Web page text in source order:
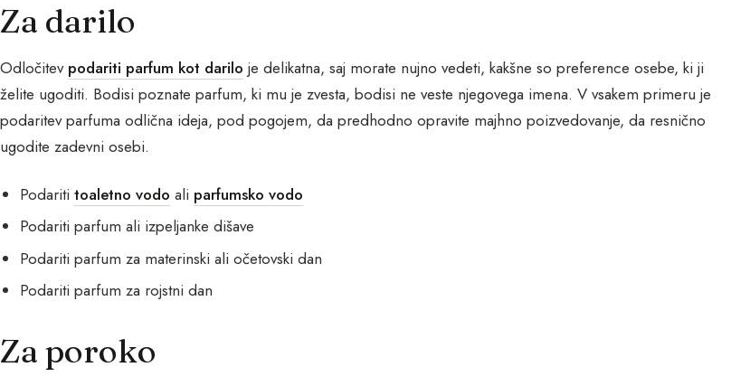
Za darilo
Odločitev podariti parfum kot darilo je delikatna, saj morate nujno vedeti, kakšne so preference osebe, ki ji
želite ugoditi. Bodisi poznate parfum, ki mu je zvesta, bodisi ne veste njegovega imena. V vsakem primeru je
podaritev parfuma odlična ideja, pod pogojem, da predhodno opravite majhno poizvedovanje, da resnično
ugodite zadevni osebi.
Podarititoaletno vodo ali parfumsko vodo
Podariti parfum ali izpeljanke dišave
Podariti parfum za materinski ali očetovski dan
Podariti parfum za rojstni dan
Za poroko